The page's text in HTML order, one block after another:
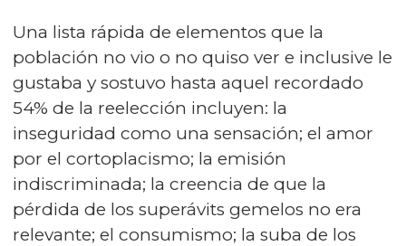
Una lista rápida de elementos que la
población no vio o no quiso ver e inclusive le
gustaba y sostuvo hasta aquel recordado
54% de la reelección incluyen: la
inseguridad como una sensación; el amor
por el cortoplacismo; la emisión
indiscriminada; la creencia de que la
pérdida de los superávits gemelos no era
relevante; el consumismo; la suba de los